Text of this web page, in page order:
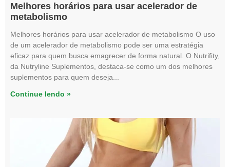
Melhores horários para usar acelerador de
metabolismo
Melhores horários para usar acelerador de metabolismo O uso
de um acelerador de metabolismo pode ser uma estratégia
eficaz para quem busca emagrecer de forma natural. O Nutrifity,
da Nutryline Suplementos, destaca-se como um dos melhores
suplementos para quem deseja
Continue lendo »